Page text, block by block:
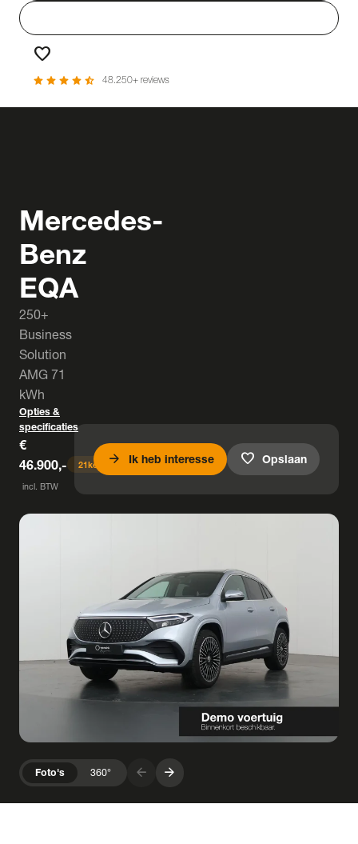
favorite
star star star star star_half 48.250+ reviews
Mercedes-
Benz
EQA
250+
Business
Solution
AMG 71
kWh
Opties &
specificaties
€
46.900,-
incl. BTW
21keer bekeken
arrow_forward Ik heb interesse favorite Opslaan
Foto's 360° arrow_forward arrow_forward